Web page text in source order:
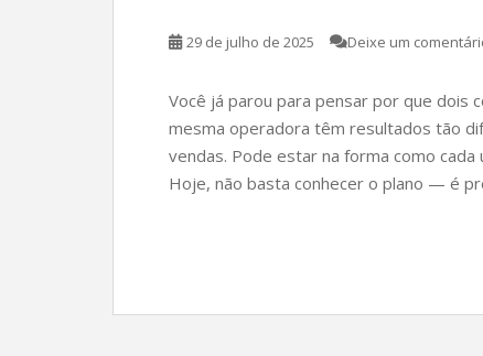
29 de julho de 2025 Deixe um
Você já parou para pensar por que
mesma operadora têm resultados tão
vendas. Pode estar na forma como
Hoje, não basta conhecer o plano — é